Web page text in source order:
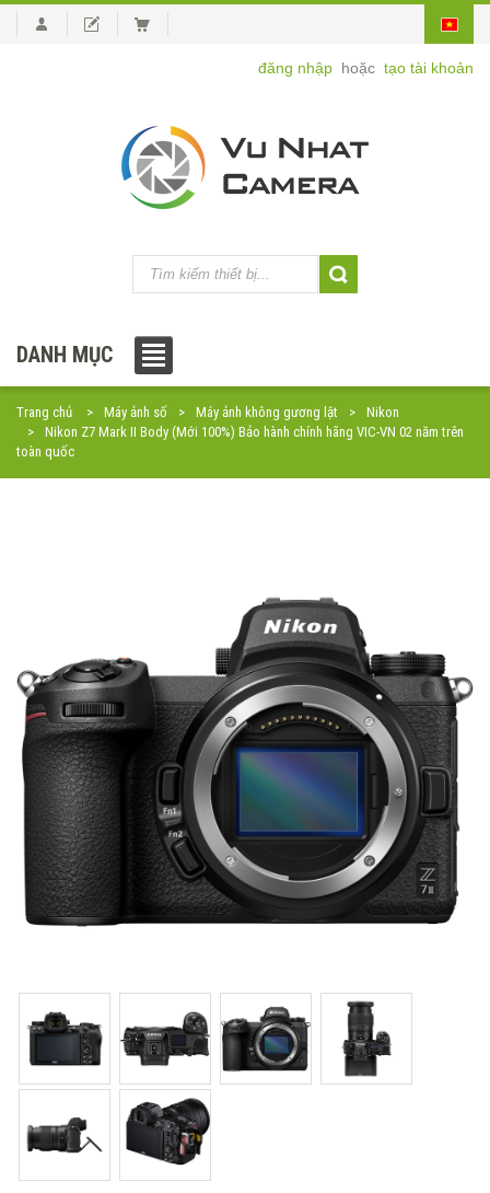
đăng nhập hoặc tạo tài khoản
DANH MỤC
Trang chủ Máy ảnh số Máy ảnh không gương lật
Nikon
Nikon Z7 Mark II Body (Mới 100%) Bảo hành chính hãng VIC-VN 02 năm trên
toàn quốc